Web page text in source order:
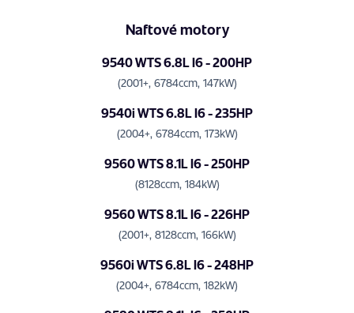
Naftové motory
9540 WTS 6.8L I6 - 200HP
(2001+, 6784ccm, 147kW)
9540i WTS 6.8L I6 - 235HP
(2004+, 6784ccm, 173kW)
9560 WTS 8.1L I6 - 250HP
(8128ccm, 184kW)
9560 WTS 8.1L I6 - 226HP
(2001+, 8128ccm, 166kW)
9560i WTS 6.8L I6 - 248HP
(2004+, 6784ccm, 182kW)